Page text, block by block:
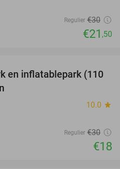
Regulier €30
€21 ,50
40%
en inflatablepark (110
10.0 star
Regulier €30
€18